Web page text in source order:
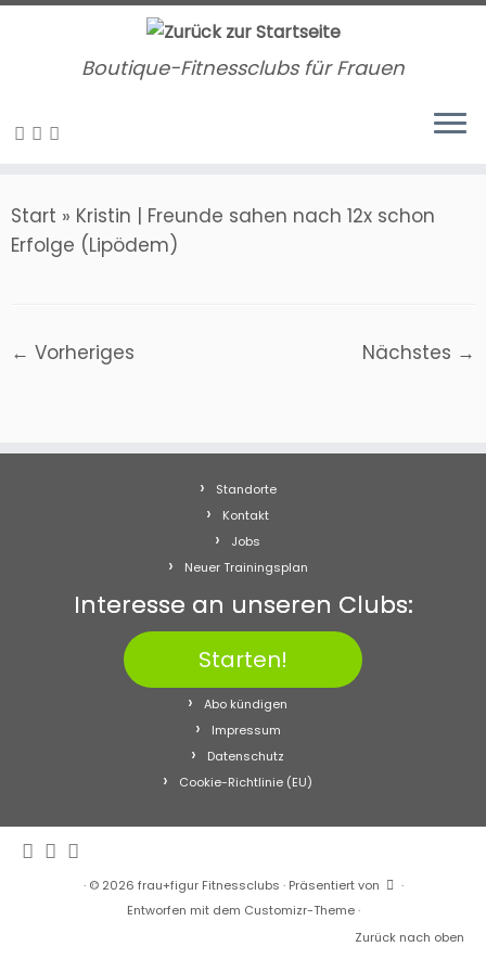
Zum
Boutique-Fitnessclubs für Frauen
Start » Kristin | Freunde sahen nach 12x schon
Erfolge (Lipödem)
← Vorheriges Nächstes →
Standorte
Kontakt
Jobs
Neuer Trainingsplan
Interesse an unseren Clubs:
Starten!
Abo kündigen
Impressum
Datenschutz
Cookie-Richtlinie (EU)
· © 2026 frau+figur Fitnessclubs · Präsentiert von
·
Entworfen mit dem Customizr-Theme·
Zurück nach oben